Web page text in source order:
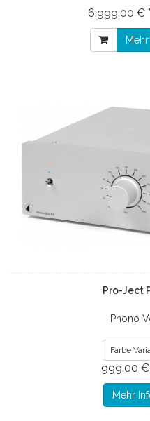
6.999.00 € *
Pro-Ject
Phono
Farbe
999.00 €
Mehr